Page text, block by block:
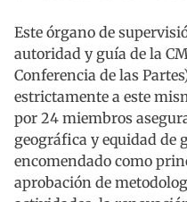
Este órgano de
autoridad y guía de la
Conferencia de las
estrictamente a este
por 24 miembros
geográfica y equidad de
encomendado como
aprobación de